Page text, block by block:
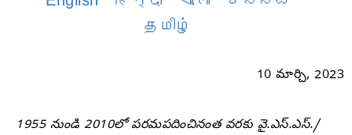
தமிழ்
10 మార్చి, 2023
1955 నుండి 2010లో పరమపదించినంత వరకు వై.ఎస్.ఎస్./